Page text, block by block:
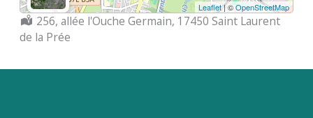
Leaflet| ©OpenStreetMap
Localisation :
256, allée l'Ouche Germain, 17450 Saint Laurent
de la Prée